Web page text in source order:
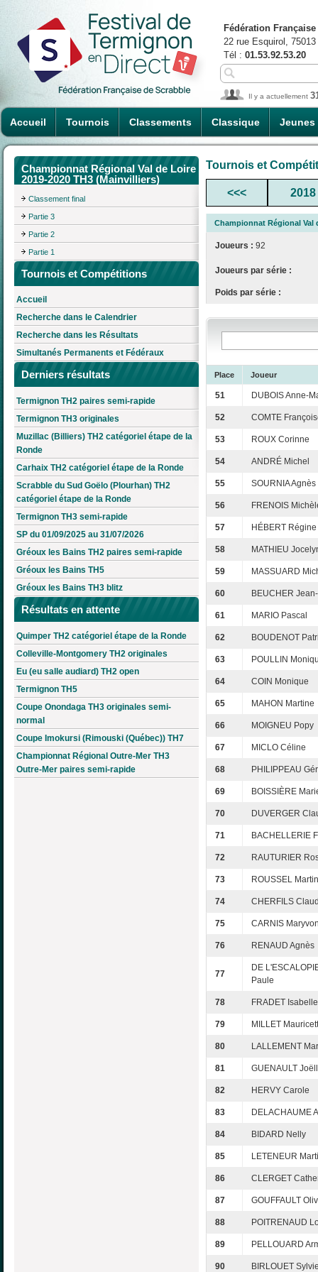
Accueil Tournois Classements Classique Jeunes
Fédération
22 rue Esquirol,
Tél : 01.53.92.53.20
Il y a actuellement
Championnat Régional Val de Loire
2019-2020 TH3 (Mainvilliers)
Classement final
Partie 3
Partie 2
Partie 1
Tournois et Compétitions
Accueil
Recherche dans le Calendrier
Recherche dans les Résultats
Simultanés Permanents et Fédéraux
Derniers résultats
Termignon TH2 paires semi-rapide
Termignon TH3 originales
Muzillac (Billiers) TH2 catégoriel étape de la
Ronde
Carhaix TH2 catégoriel étape de la Ronde
Scrabble du Sud Goëlo (Plourhan) TH2
catégoriel étape de la Ronde
Termignon TH3 semi-rapide
SP du 01/09/2025 au 31/07/2026
Gréoux les Bains TH2 paires semi-rapide
Gréoux les Bains TH5
Gréoux les Bains TH3 blitz
Résultats en attente
Quimper TH2 catégoriel étape de la Ronde
Colleville-Montgomery TH2 originales
Eu (eu salle audiard) TH2 open
Termignon TH5
Coupe Onondaga TH3 originales semi-
normal
Coupe Imokursi (Rimouski (Québec)) TH7
Championnat Régional Outre-Mer TH3
Outre-Mer paires semi-rapide
Tournois et
<<< 2018
Championnat Régional Val
Joueurs : 92
Joueurs par série :
Poids par série :
Place Joueur
51 DUBOIS Anne-
52 COMTE
53 ROUX Corinne
54 ANDRÉ Michel
55 SOURNIA Agnès
56 FRENOIS
57 HÉBERT Régine
58 MATHIEU
59 MASSUARD
60 BEUCHER
61 MARIO Pascal
62 BOUDENOT
63 POULLIN
64 COIN Monique
65 MAHON Martine
66 MOIGNEU Popy
67 MICLO Céline
68 PHILIPPEAU
69 BOISSIÈRE
70 DUVERGER
71 BACHELLERIE
72 RAUTURIER
73 ROUSSEL
74 CHERFILS
75 CARNIS
76 RENAUD Agnès
77
DE
Paule
78 FRADET Isabelle
79 MILLET
80 LALLEMENT
81 GUENAULT
82 HERVY Carole
83 DELACHAUME
84 BIDARD Nelly
85 LETENEUR
86 CLERGET
87 GOUFFAULT
88 POITRENAUD
89 PELLOUARD
90 BIRLOUET